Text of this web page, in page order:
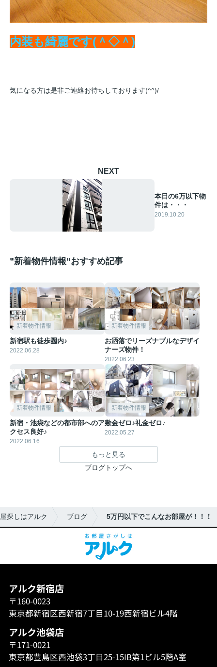
内装も綺麗です(＾◇＾)
気になる方は是非ご連絡お待ちしております(^^)/
NEXT
本日の6万以下物
件は・・・
2019.10.20
”新着物件情報”おすすめ記事
新着物件情報
新宿駅も徒歩圏内♪
2022.06.28
新着物件情報
お洒落でリーズナブルなデザイ
ナーズ物件！
2022.06.23
新着物件情報
新宿・池袋などの都市部へのア
クセス良好♪
2022.06.16
新着物件情報
敷金ゼロ♪礼金ゼロ♪
2022.05.27
もっと見る
ブログトップへ
探しはアルク ブログ 5万円以下でこんなお部屋が！！！
アルク新宿店
〒160-0023
東京都新宿区西新宿7丁目10-19西新宿ビル4階
アルク池袋店
〒171-0021
東京都豊島区西池袋3丁目25-15IB第1ビル5階A室